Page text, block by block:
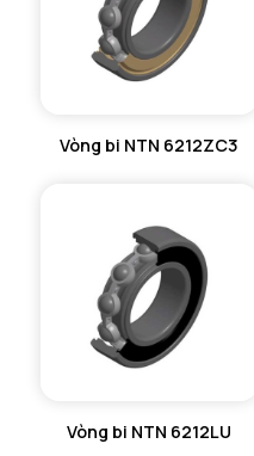
Vòng bi NTN 6212ZC3
Vòng bi NTN 6212LU